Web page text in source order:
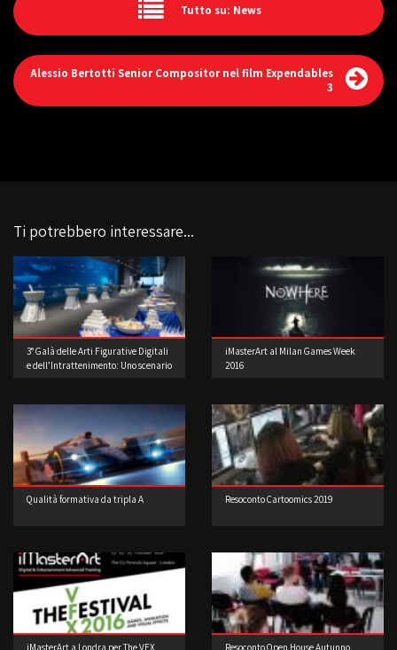
Tutto su: News
Alessio Bertotti Senior Compositor nel film Expendables
3
Ti potrebbero interessare...
3° Galà delle Arti Figurative Digitali
e dell’Intrattenimento: Uno scenario
iMasterArt al Milan Games Week
2016
Qualità formativa da tripla A Resoconto Cartoomics 2019
iMasterArt a Londra per The VFX
Resoconto Open House Autunno